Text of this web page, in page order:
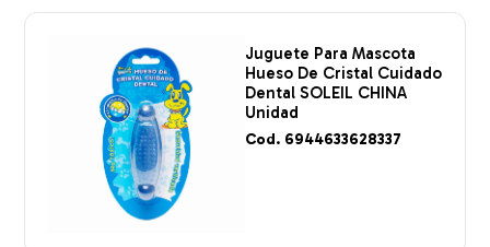
Juguete Para Mascota
Hueso De Cristal Cuidado
Dental SOLEIL CHINA
Unidad
Cod. 6944633628337